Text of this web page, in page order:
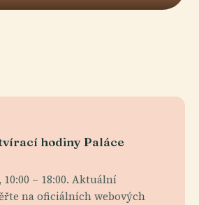
hodiny Paláce
– 18:00. Aktuální
na oficiálních webových